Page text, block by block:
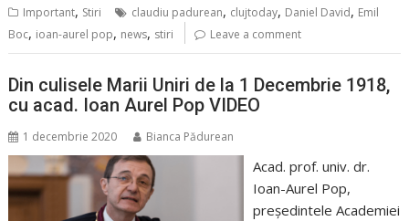
Important, Stiri claudiu padurean, clujtoday, Daniel David, Emil
Boc, ioan-aurel pop, news, stiri Leave a comment
Din culisele Marii Uniri de la 1 Decembrie 1918,
cu acad. Ioan Aurel Pop VIDEO
1 decembrie 2020 Bianca Pădurean
Acad. prof. univ. dr.
Ioan-Aurel Pop,
președintele Academiei